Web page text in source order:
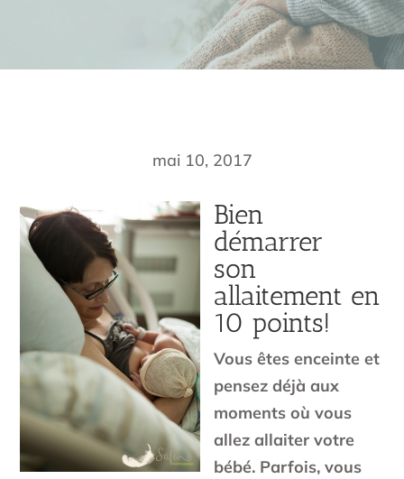
mai 10, 2017
Bien
démarrer
son
allaitement en
10 points!
Vous êtes enceinte et
pensez déjà aux
moments où vous
allez allaiter votre
bébé. Parfois, vous